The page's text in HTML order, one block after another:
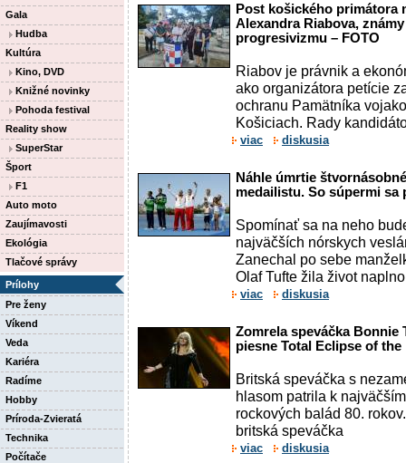
Gala
Hudba
Kultúra
Kino, DVD
Knižné novinky
Pohoda festival
Reality show
SuperStar
Šport
F1
Auto moto
Zaujímavosti
Ekológia
Tlačové správy
Prílohy
Pre ženy
Víkend
Veda
Kariéra
Radíme
Hobby
Príroda-Zvieratá
Technika
Počítače
Post košického primátora
Alexandra Riabova,
progresivizmu – FOTO
Riabov je právnik a
ako organizátora petície
ochranu Pamätníka
Košiciach. Rady
viac diskusia
Náhle úmrtie
medailistu. So súpermi
Spomínať sa na neho
najväčších nórskych
Zanechal po sebe
Olaf Tufte žila život
viac diskusia
Zomrela speváčka Bonnie
piesne Total Eclipse of the
Britská speváčka s
hlasom patrila k
rockových balád 80.
britská speváčka
viac diskusia